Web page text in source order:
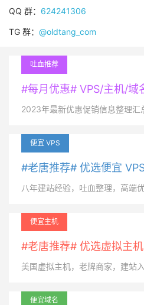
QQ 群： 624241306
TG 群： @oldtang_com
吐血推荐
#每月优惠# VPS/主机/域
2023年最新优惠促销信息整理汇
便宜 VPS
#老唐推荐# 优选便宜
八年建站经验，吐血整理，高端
便宜主机
#老唐推荐# 优选虚拟主
美国虚拟主机，老牌商家，建站
便宜域名